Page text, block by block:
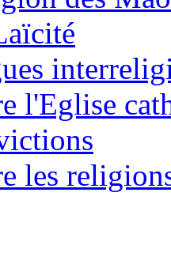
l'Eglise
les